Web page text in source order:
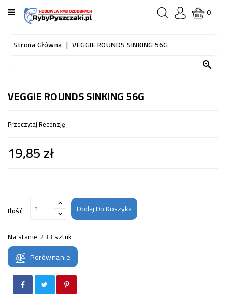
KATEGORIA
STRONA
AKWARIOWE
DO
WODNEGO
(SPRZĘT)
OCZKO
WODNE
(SPRZĘT)
KONTAKT
0
Strona Główna VEGGIE ROUNDS SINKING 56G

VEGGIE ROUNDS SINKING 56G
Przeczytaj Recenzję
19,85 zł
Ilość Dodaj Do Koszyka
Na stanie 233 sztuk
Porównanie